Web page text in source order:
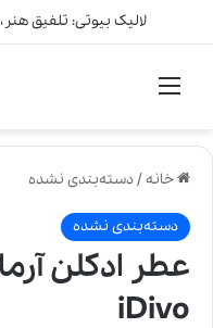
لالیک بیوتی: تلفیق
منو
خانه/دسته‌بندی نشده
دسته‌بندی نشده
iDivo